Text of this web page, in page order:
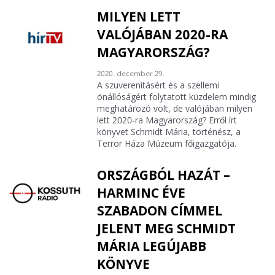
MILYEN LETT
VALÓJÁBAN 2020-RA
MAGYARORSZÁG?
2020. december 29.
A szuverenitásért és a szellemi
önállóságért folytatott küzdelem mindig
meghatározó volt, de valójában milyen
lett 2020-ra Magyarország? Erről írt
könyvet Schmidt Mária, történész, a
Terror Háza Múzeum főigazgatója.
ORSZÁGBÓL HAZÁT –
HARMINC ÉVE
SZABADON CÍMMEL
JELENT MEG SCHMIDT
MÁRIA LEGÚJABB
KÖNYVE